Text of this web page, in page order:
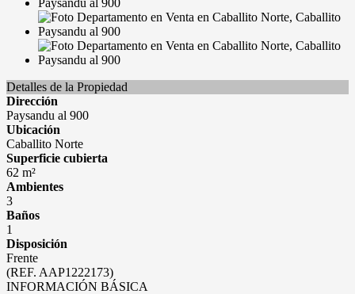
Detalles de la Propiedad
Dirección
Paysandu al 900
Ubicación
Caballito Norte
Superficie cubierta
62 m²
Ambientes
3
Baños
1
Disposición
Frente
(REF. AAP1222173)
INFORMACIÓN BÁSICA